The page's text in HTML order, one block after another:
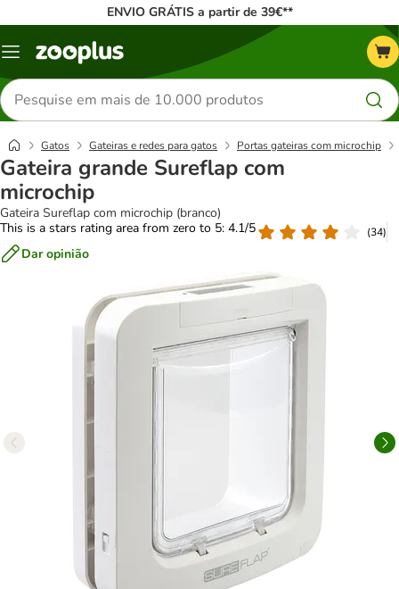
ENVIO GRÁTIS a partir de 39€**
Menu
Pesquisar
produtos
Gatos Gateiras e redes para gatos Portas gateiras com microchip
Gateira grande Sureflap com
microchip
Gateira Sureflap com microchip (branco)
This is a stars rating area from zero to 5: 4.1/5
(34)
Dar opinião